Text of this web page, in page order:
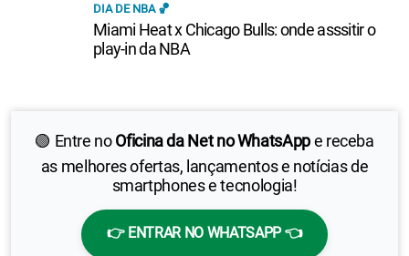
🟢 Entre noOficina da Net no WhatsAppe receba
as melhores ofertas, lançamentos e notícias de
smartphones e tecnologia!
👉 ENTRAR NO WHATSAPP 👈
DIA DE NBA 🏀
Miami Heat x Chicago Bulls: onde asssitir o
play-in da NBA